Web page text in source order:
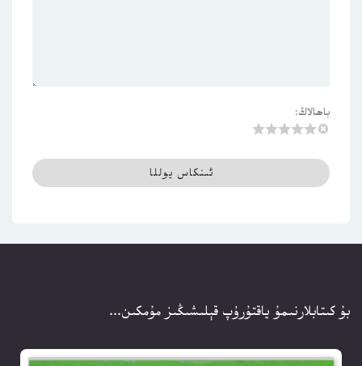
باھالاڭ:
بۇ كىتابلارنىمۇ ياقتۇرۇپ قېلىشىڭىز مۇمكىن...